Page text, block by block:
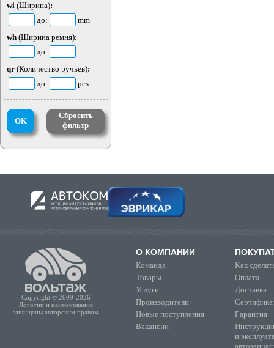
wi (Ширина):
до:
mm
wh (Ширина ремня):
до:
qr (Количество ручьев):
до:
pcs
OK
Сбросить
фильтр
Copyright © 2009-2026
Логотип и наименование
защищены авторским правом
О КОМПАНИИ
Команда
Товары
Услуги
Производители
Новые поступления
Вакансии
Как
Оплата
Доставка
Гарантия
и